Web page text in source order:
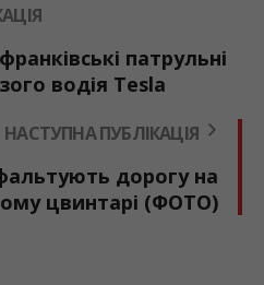
патрульні
водія Tesla
НАСТУПНА ПУБЛІКАЦІЯ
дорогу на
цвинтарі (ФОТО)